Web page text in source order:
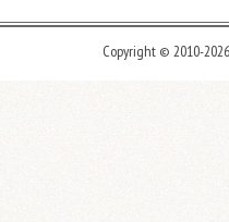
Copyright © 2010-